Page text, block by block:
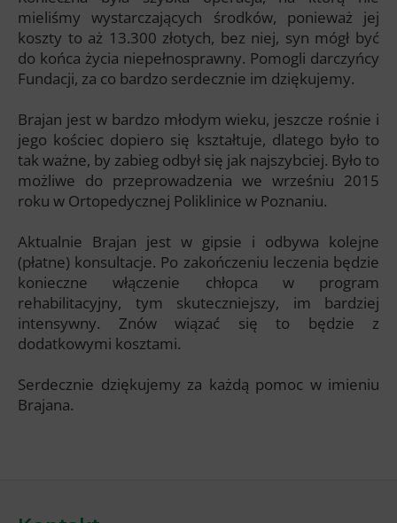
mieliśmy wystarczających środków, ponieważ jej
koszty to aż 13.300 złotych, bez niej, syn mógł być
do końca życia niepełnosprawny. Pomogli darczyńcy
Fundacji, za co bardzo serdecznie im dziękujemy.
Brajan jest w bardzo młodym wieku, jeszcze rośnie i
jego kościec dopiero się kształtuje, dlatego było to
tak ważne, by zabieg odbył się jak najszybciej. Było to
możliwe do przeprowadzenia we wrześniu 2015
roku w Ortopedycznej Poliklinice w Poznaniu.
Aktualnie Brajan jest w gipsie i odbywa kolejne
(płatne) konsultacje. Po zakończeniu leczenia będzie
konieczne włączenie chłopca w program
rehabilitacyjny, tym skuteczniejszy, im bardziej
intensywny. Znów wiązać się to będzie z
dodatkowymi kosztami.
Serdecznie dziękujemy za każdą pomoc w imieniu
Brajana.